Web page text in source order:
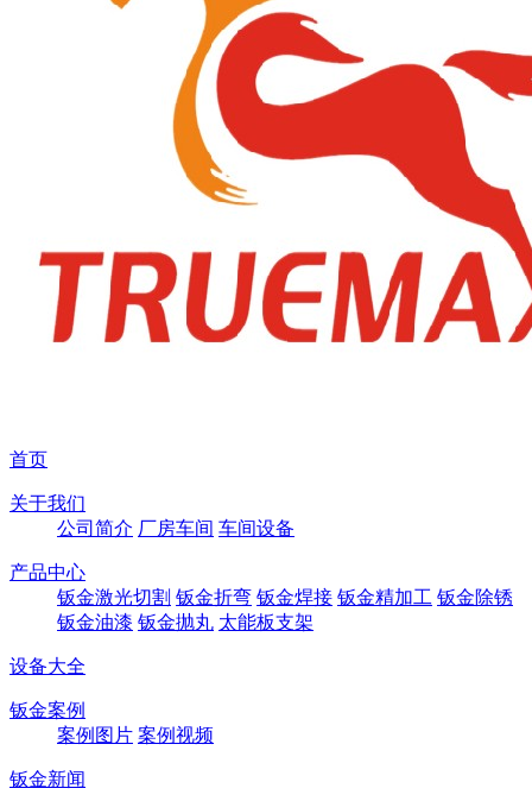
首页
关于我们
公司简介 厂房车间 车间设备
产品中心
钣金激光切割 钣金折弯 钣金焊接 钣金精加工 钣金除锈
钣金油漆 钣金抛丸 太能板支架
设备大全
钣金案例
案例图片 案例视频
钣金新闻